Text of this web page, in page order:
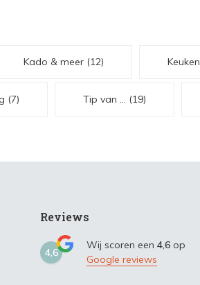
Kado & meer (12) Keuken
(7) Tip van ... (19)
Reviews
4,6
Wij scoren een 4,6 op
Google reviews